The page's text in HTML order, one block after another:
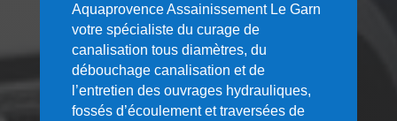
Aquaprovence Assainissement Le Garn
votre spécialiste du curage de
canalisation tous diamètres, du
débouchage canalisation et de
l’entretien des ouvrages hydrauliques,
fossés d’écoulement et traversées de